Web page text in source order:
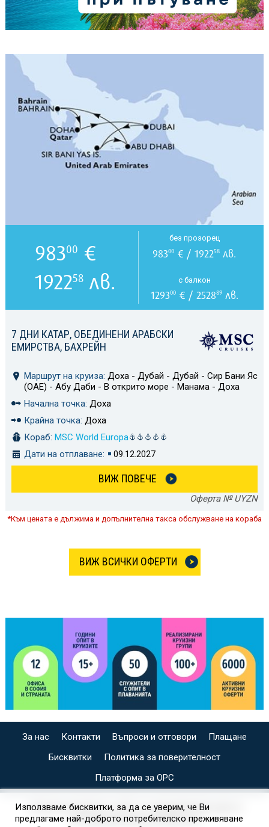
7 ДНИ КАТАР, ОБЕДИНЕНИ АРАБСКИ
ЕМИРСТВА, БАХРЕЙН
Маршрут на круиза: Доха - Дубай - Дубай - Сир Бани Яс
(ОАЕ) - Абу Даби - В открито море - Манама - Доха
Начална точка: Доха
Крайна точка: Доха
Кораб: MSC World Europa
Дати на отплаване:
09.12.2027
ВИЖ ПОВЕЧЕ
Оферта № UYZN
98300 €
192258лв.
без прозорец
98300 € / 192258 лв.
с балкон
129300€ / 252889лв.
*Към цената е дължима и допълнителна такса обслужване на кораба
ВИЖ ВСИЧКИ ОФЕРТИ
За нас Контакти Въпроси и отговори
Плащане
Бисквитки
Политика за поверителност
Платформа за ОРС
СПЕЦИАЛИЗИРАН САЙТ ЗА ИНДИВИДУАЛНИ И
ОРГАНИЗИРАНИ КРУИЗИ НА
Използваме бисквитки, за да се уверим, че Ви
предлагаме най-доброто потребителско преживяване